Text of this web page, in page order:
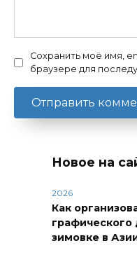
Сохранить моё имя,
браузере для
Новое на
2026
Как
графического
зимовке в